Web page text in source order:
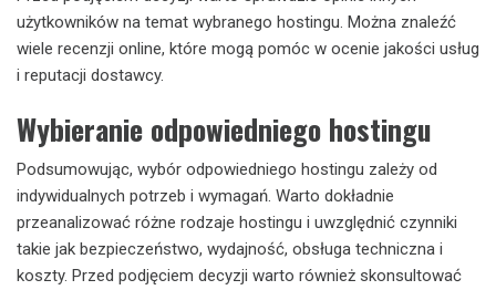
użytkowników na temat wybranego hostingu. Można znaleźć
wiele recenzji online, które mogą pomóc w ocenie jakości usług
i reputacji dostawcy.
Wybieranie odpowiedniego hostingu
Podsumowując, wybór odpowiedniego hostingu zależy od
indywidualnych potrzeb i wymagań. Warto dokładnie
przeanalizować różne rodzaje hostingu i uwzględnić czynniki
takie jak bezpieczeństwo, wydajność, obsługa techniczna i
koszty. Przed podjęciem decyzji warto również skonsultować